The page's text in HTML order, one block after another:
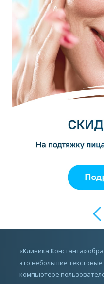
ИМЕЮТСЯ
«Клиника Константа»
это небольшие
компьютере